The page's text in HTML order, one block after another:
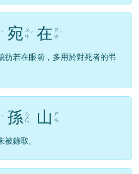
ˊ 宛 ㄨ
ㄢ ˇ 在 ㄗ
ㄞ ˋ
彷若在眼前，多用於對死者的弔
ˋ 孫 ㄙ
ㄨ
ㄣ 山
ㄕ
ㄢ
錄取。